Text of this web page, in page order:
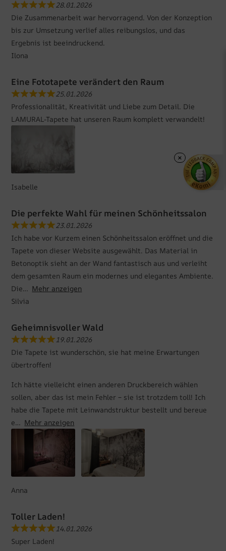
28.01.2026
Die Zusammenarbeit war hervorragend. Von der Konzeption
bis zur Umsetzung verlief alles reibungslos, und das
Ergebnis ist beeindruckend.
Ilona
Eine Fototapete verändert den Raum
25.01.2026
Professionalität, Kreativität und Liebe zum Detail. Die
LAMURAL-Tapete hat unseren Raum komplett verwandelt!
Isabelle
Die perfekte Wahl für meinen Schönheitssalon
23.01.2026
Ich habe vor Kurzem einen Schönheitssalon eröffnet und die
Tapete von dieser Website ausgewählt. Das Material in
Betonoptik sieht an der Wand fantastisch aus und verleiht
dem gesamten Raum ein modernes und elegantes Ambiente.
Die
Mehr anzeigen
Silvia
Geheimnisvoller Wald
19.01.2026
Die Tapete ist wunderschön, sie hat meine Erwartungen
übertroffen!
Ich hätte vielleicht einen anderen Druckbereich wählen
sollen, aber das ist mein Fehler – sie ist trotzdem toll! Ich
habe die Tapete mit Leinwandstruktur bestellt und bereue
e
Mehr anzeigen
Anna
Toller Laden!
14.01.2026
Super Laden!
×